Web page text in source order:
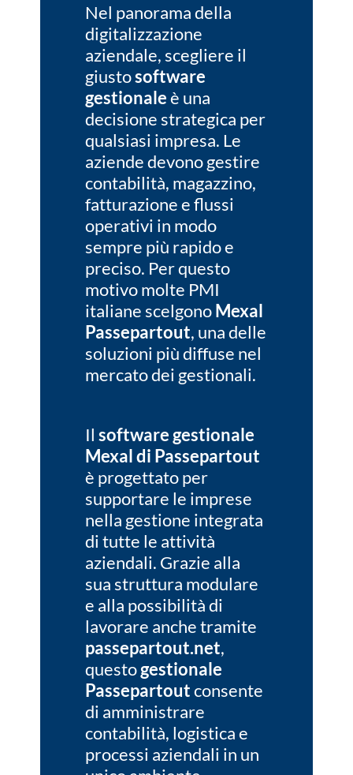
Nel panorama della
digitalizzazione
aziendale, scegliere il
giustosoftware
gestionaleè una
decisione strategica per
qualsiasi impresa. Le
aziende devono gestire
contabilità, magazzino,
fatturazione e flussi
operativi in modo
sempre più rapido e
preciso. Per questo
motivo molte PMI
italiane scelgonoMexal
Passepartout, una delle
soluzioni più diffuse nel
mercato dei gestionali.
Ilsoftware gestionale
Mexal di Passepartout
è progettato per
supportare le imprese
nella gestione integrata
di tutte le attività
aziendali. Grazie alla
sua struttura modulare
e alla possibilità di
lavorare anche tramite
passepartout.net,
questogestionale
Passepartoutconsente
di amministrare
contabilità, logistica e
processi aziendali in un